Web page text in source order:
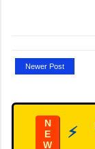
Newer Post
N
E
W
⚡